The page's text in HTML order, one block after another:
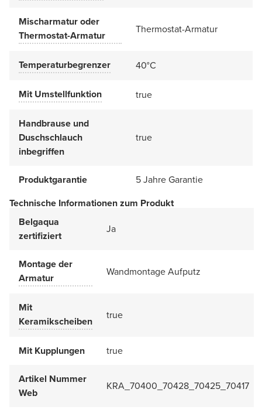
Mischarmatur oder
Thermostat-Armatur
Thermostat-Armatur
Temperaturbegrenzer 40°C
Mit Umstellfunktion true
Handbrause und
Duschschlauch
inbegriffen
true
Produktgarantie
5 Jahre Garantie
Technische Informationen zum Produkt
Belgaqua
zertifiziert
Ja
Montage der
Armatur
Wandmontage Aufputz
Mit
Keramikscheiben
true
Mit Kupplungen true
Artikel Nummer
Web
KRA_70400_70428_70425_70417